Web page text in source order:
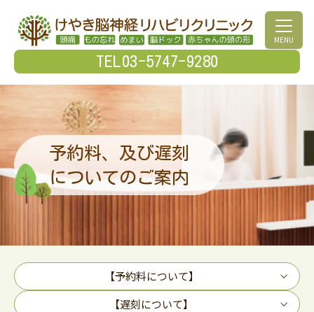
TEL03-5747-9280
MENU
予約料、及び遅刻
についてのご案内
【予約料について】
【遅刻について】